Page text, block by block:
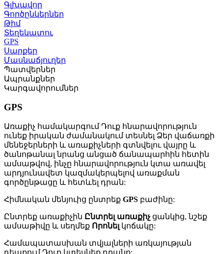
Գլխավոր
Գործընկերներ
Թիմ
Տեղեկատու
GPS
Սարքեր
Մասնաճյուղեր
Պատվերներ
Ապրանքներ
Կարգավորումներ
GPS
Առաքիչ համակարգում Դուք հնարավորություն
ունեք իրական ժամանակում տեսնել Ձեր վաճառքի
մենեջերների և առաքիչների գտնվելու վայրը և
ծանոթանալ նրանց անցած ճանապարհին հետին
ամսաթվով, ինչը հնարավորություն կտա առավել
արդյունավետ կազմակերպելով առաքման
գործընթացը և հետևել դրան:
Հիմնական մենյուից ընտրեք GPS բաժինը:
Ընտրեք առաքիչին Ընտրել առաքիչ ցանկից, նշեք
ամսաթիվը և սեղմեք Որոնել կոճակը:
Համապատասխան տվյալների առկայության